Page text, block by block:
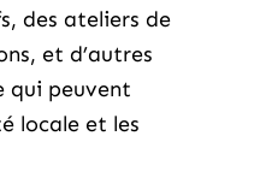
des ateliers de
et d’autres
qui peuvent
locale et les